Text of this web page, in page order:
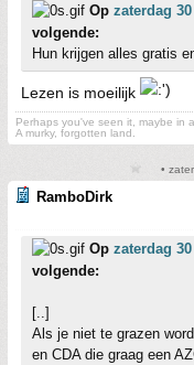
Op zaterdag
volgende:
Hun krijgen alles gratis
Lezen is moeilijk
Perhaps you've seen it, maybe in
A murky, forgotten land.
•
RamboDirk
Op zaterdag
volgende:
[..]
Als je niet te grazen
en CDA die graag een